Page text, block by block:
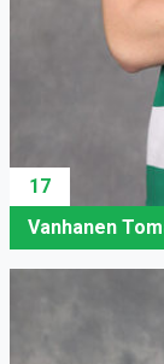
17
Vanhanen